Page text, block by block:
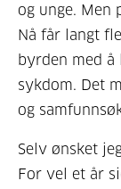
og unge. Men
Nå får langt
byrden med å
sykdom. Det
og
Selv ønsket
For vel et år